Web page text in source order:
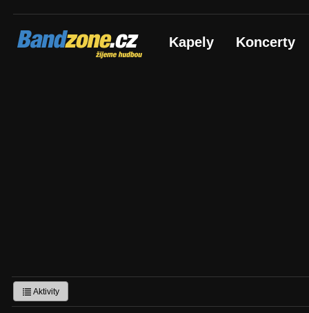
Bandzone.cz
žijeme hudbou Kapely Koncerty
Aktivity